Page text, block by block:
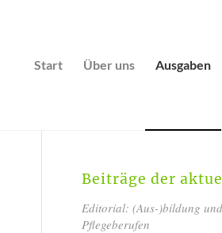
Start Über uns Ausgaben
Beiträge der
Editorial: (Aus-)bildung
Pflegeberufen